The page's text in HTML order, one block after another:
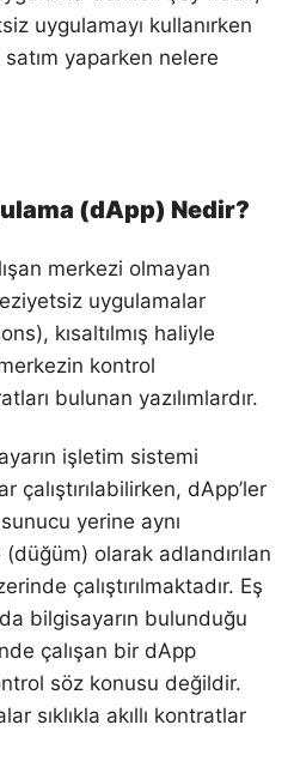
uygulamayı kullanırken
yaparken nelere
(dApp) Nedir?
merkezi olmayan
uygulamalar
kısaltılmış haliyle
kontrol
bulunan yazılımlardır.
işletim sistemi
çalıştırılabilirken, dApp’ler
yerine aynı
(düğüm) olarak adlandırılan
çalıştırılmaktadır. Eş
bilgisayarın bulunduğu
çalışan bir dApp
söz konusu değildir.
sıklıkla akıllı kontratlar